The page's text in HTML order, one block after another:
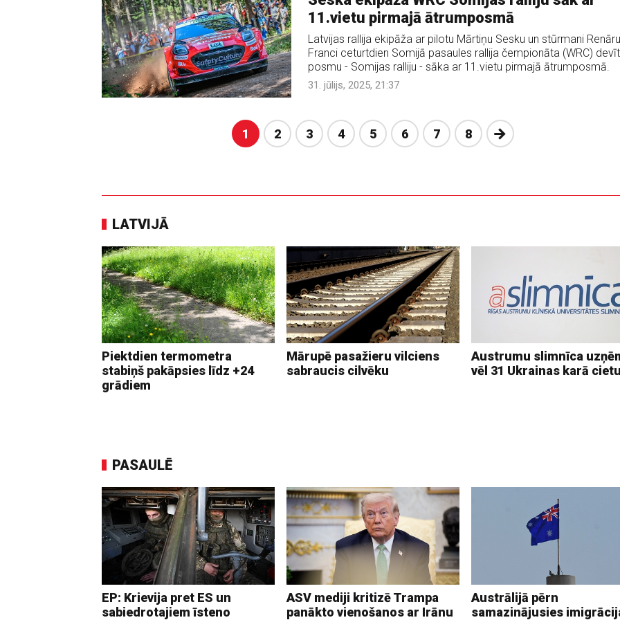
11.vietu pirmajā ātrumposmā
Latvijas rallija ekipāža ar pilotu Mārtiņu Sesku un stūrmani Renāru
Franci ceturtdien Somijā pasaules rallija čempionāta (WRC)
posmu - Somijas ralliju - sāka ar 11.vietu pirmajā ātrumposmā.
31. jūlijs, 2025, 21:37
1 2 3 4 5 6 7 8 Nākošā
LATVIJĀ
Piektdien termometra
stabiņš pakāpsies līdz +24
grādiem
Mārupē pasažieru vilciens
sabraucis cilvēku
Austrumu slimnīca
vēl 31 Ukrainas karā
PASAULĒ
EP: Krievija pret ES un
sabiedrotajiem īsteno
ASV mediji kritizē Trampa
panākto vienošanos ar Irānu
Austrālijā pērn
samazinājusies